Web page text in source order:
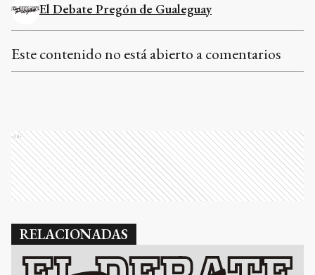
El Debate Pregón de Gualeguay
Este contenido no está abierto a comentarios
Ads
RELACIONADAS